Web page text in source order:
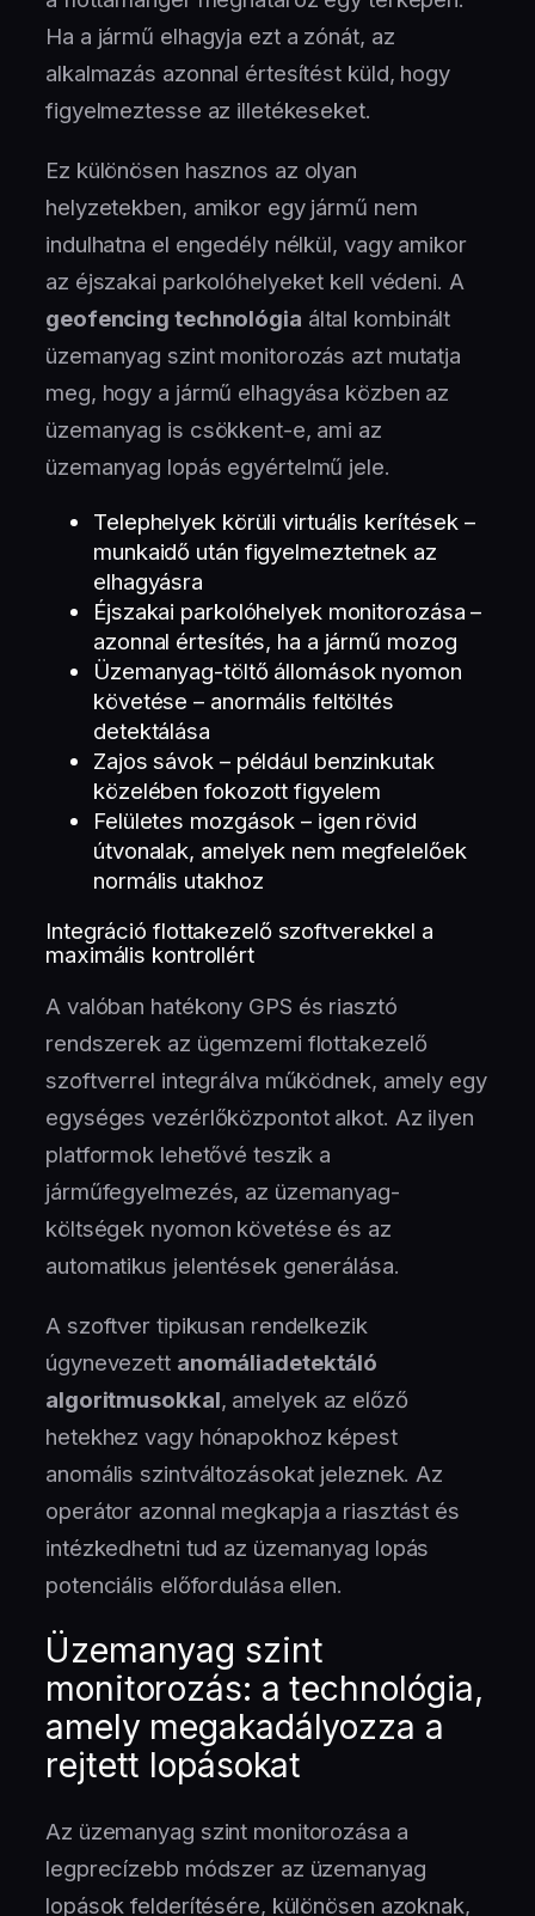
Ha a jármű elhagyja ezt a zónát, az
alkalmazás azonnal értesítést küld, hogy
figyelmeztesse az illetékeseket.
Ez különösen hasznos az olyan
helyzetekben, amikor egy jármű nem
indulhatna el engedély nélkül, vagy amikor
az éjszakai parkolóhelyeket kell védeni. A
geofencing technológia által kombinált
üzemanyag szint monitorozás azt mutatja
meg, hogy a jármű elhagyása közben az
üzemanyag is csökkent-e, ami az
üzemanyag lopás egyértelmű jele.
Telephelyek körüli virtuális kerítések –
munkaidő után figyelmeztetnek az
elhagyásra
Éjszakai parkolóhelyek monitorozása –
azonnal értesítés, ha a jármű mozog
Üzemanyag-töltő állomások nyomon
követése – anormális feltöltés
detektálása
Zajos sávok – például benzinkutak
közelében fokozott figyelem
Felületes mozgások – igen rövid
útvonalak, amelyek nem megfelelőek
normális utakhoz
Integráció flottakezelő szoftverekkel a
maximális kontrollért
A valóban hatékony GPS és riasztó
rendszerek az ügemzemi flottakezelő
szoftverrel integrálva működnek, amely egy
egységes vezérlőközpontot alkot. Az ilyen
platformok lehetővé teszik a
járműfegyelmezés, az üzemanyag-
költségek nyomon követése és az
automatikus jelentések generálása.
A szoftver tipikusan rendelkezik
úgynevezett anomáliadetektáló
algoritmusokkal, amelyek az előző
hetekhez vagy hónapokhoz képest
anomális szintváltozásokat jeleznek. Az
operátor azonnal megkapja a riasztást és
intézkedhetni tud az üzemanyag lopás
potenciális előfordulása ellen.
Üzemanyag szint
monitorozás: a technológia,
amely megakadályozza a
rejtett lopásokat
Az üzemanyag szint monitorozása a
legprecízebb módszer az üzemanyag
lopások felderítésére, különösen azoknak,